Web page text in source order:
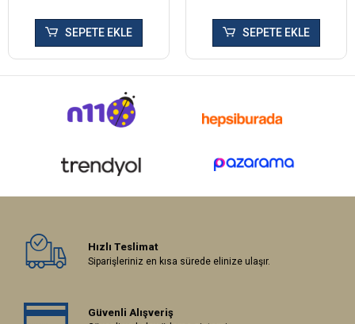
SEPETE EKLE SEPETE EKLE
Hızlı Teslimat
Siparişleriniz en kısa sürede elinize ulaşır.
Güvenli Alışveriş